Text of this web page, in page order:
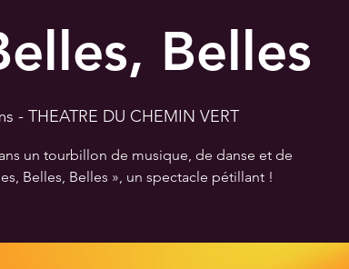
Belles
- THEATRE DU CHEMIN VERT
un tourbillon de musique, de danse et de
Belles, Belles », un spectacle pétillant !